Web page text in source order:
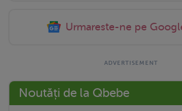
Urmareste-ne pe
Noutăți de la Qbebe